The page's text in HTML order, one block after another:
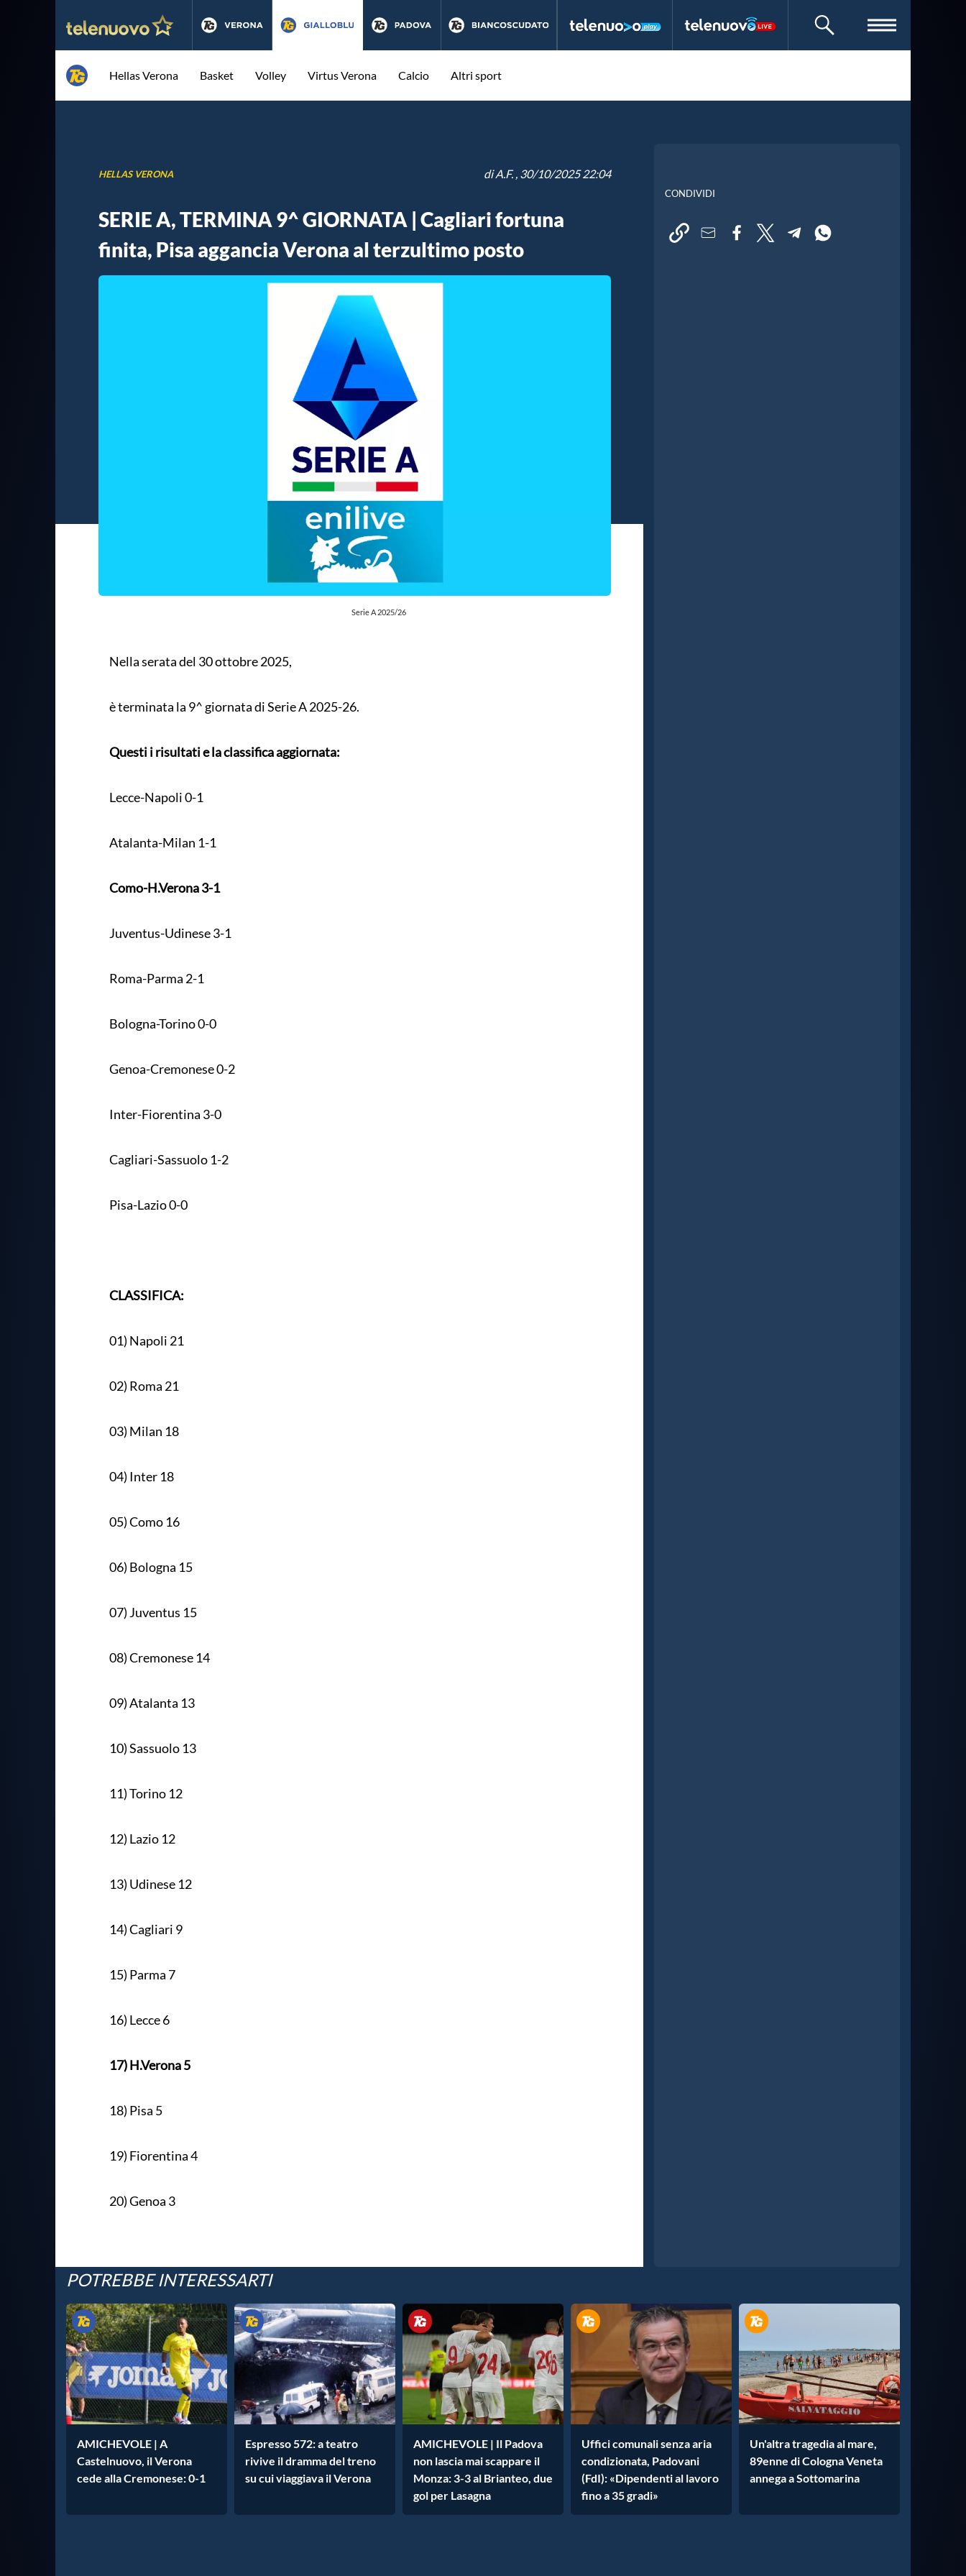
CERCA
Hellas Verona Basket Volley Virtus Verona Calcio Altri sport
HELLAS VERONA diA.F., 30/10/2025 22:04
SERIE A, TERMINA 9^ GIORNATA | Cagliari fortuna
finita, Pisa aggancia Verona al terzultimo posto
Serie A 2025/26
Nella serata del 30 ottobre 2025,
è terminata la 9^ giornata di Serie A 2025-26.
Questi i risultati e la classifica aggiornata:
Lecce-Napoli 0-1
Atalanta-Milan 1-1
Como-H.Verona 3-1
Juventus-Udinese 3-1
Roma-Parma 2-1
Bologna-Torino 0-0
Genoa-Cremonese 0-2
Inter-Fiorentina 3-0
Cagliari-Sassuolo 1-2
Pisa-Lazio 0-0
CLASSIFICA:
01) Napoli 21
02) Roma 21
03) Milan 18
04) Inter 18
05) Como 16
06) Bologna 15
07) Juventus 15
08) Cremonese 14
09) Atalanta 13
10) Sassuolo 13
11) Torino 12
12) Lazio 12
13) Udinese 12
14) Cagliari 9
15) Parma 7
16) Lecce 6
17) H.Verona 5
18) Pisa 5
19) Fiorentina 4
20) Genoa 3
CONDIVIDI
POTREBBE INTERESSARTI
AMICHEVOLE | A
Castelnuovo, il Verona
cede alla Cremonese: 0-1
Espresso 572: a teatro
rivive il dramma del treno
su cui viaggiava il Verona
AMICHEVOLE | Il Padova
non lascia mai scappare il
Monza: 3-3 al Brianteo, due
gol per Lasagna
Uffici comunali senza aria
condizionata, Padovani
(FdI): «Dipendenti al lavoro
fino a 35 gradi»
Un'altra tragedia al mare,
89enne di Cologna Veneta
annega a Sottomarina